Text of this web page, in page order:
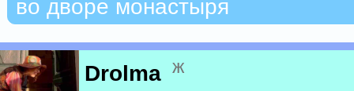
во дворе монастыря
Drolma ж